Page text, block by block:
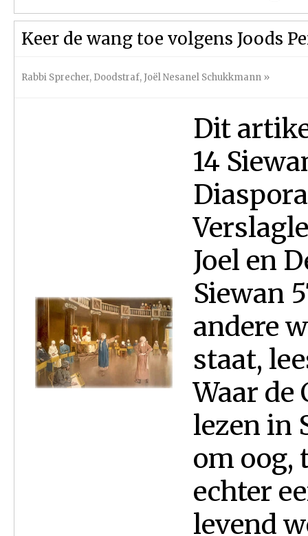
Keer de wang toe volgens Joods
Rabbi Sprecher, Doodstraf, Joël Nesanel Schukkmann »
Dit
14
Joel en
Siewan
andere
staat,
Waar
lezen in
om oog,
echter
levend